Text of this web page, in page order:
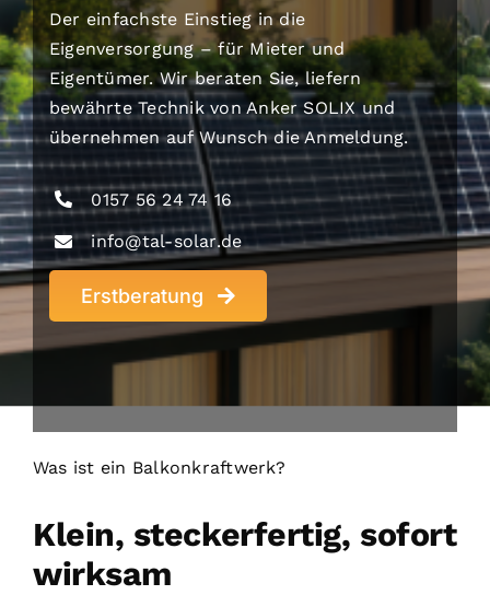
Der einfachste Einstieg in die
Eigenversorgung – für Mieter und
Eigentümer. Wir beraten Sie, liefern
bewährte Technik von Anker SOLIX und
übernehmen auf Wunsch die Anmeldung.
0157 56 24 74 16
info@tal-solar.de
Erstberatung
Was ist ein Balkonkraftwerk?
Klein, steckerfertig, sofort
wirksam